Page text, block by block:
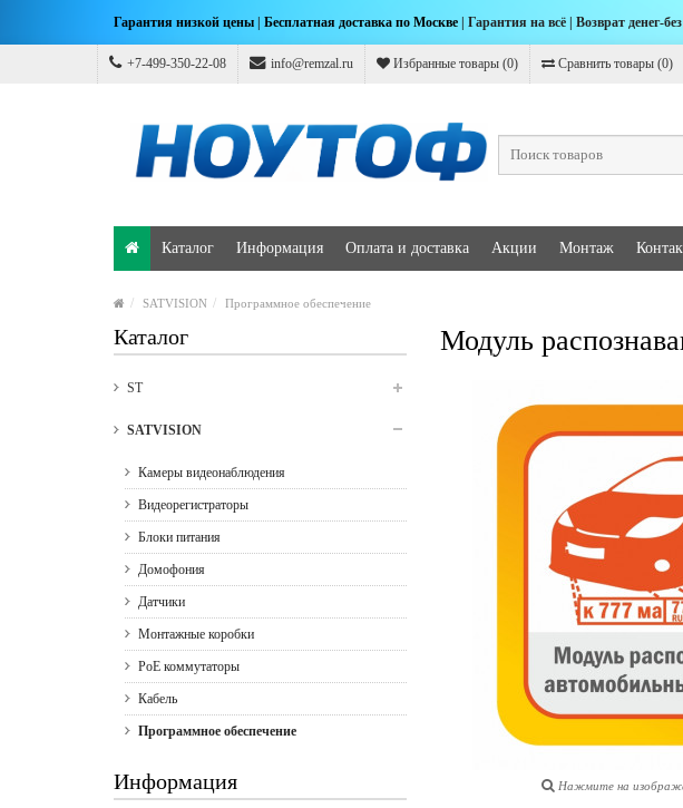
Гарантия низкой цены Бесплатная доставка по Москве | Гарантия на всё | Возврат денег-
+7-499-350-22-08 info@remzal.ru Избранные товары (0) Сравнить товары (0)
Каталог Информация Оплата и доставка Акции Монтаж
SATVISION Программное обеспечение
Каталог
ST
SATVISION
Камеры видеонаблюдения
Видеорегистраторы
Блоки питания
Домофония
Датчики
Монтажные коробки
PoE коммутаторы
Кабель
Программное обеспечение
Информация
Модуль
Нажмите на